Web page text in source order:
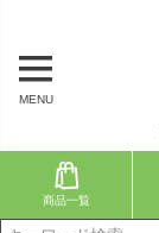
MENU
商品一覧